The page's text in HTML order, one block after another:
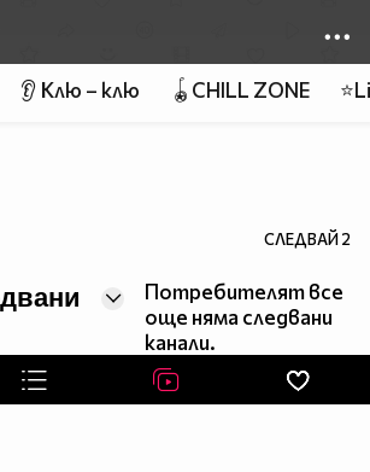
👂 Клю – клю 🪀CHILL ZONE
СЛЕДВАЙ2
Потребителят все
още няма следвани
канали.